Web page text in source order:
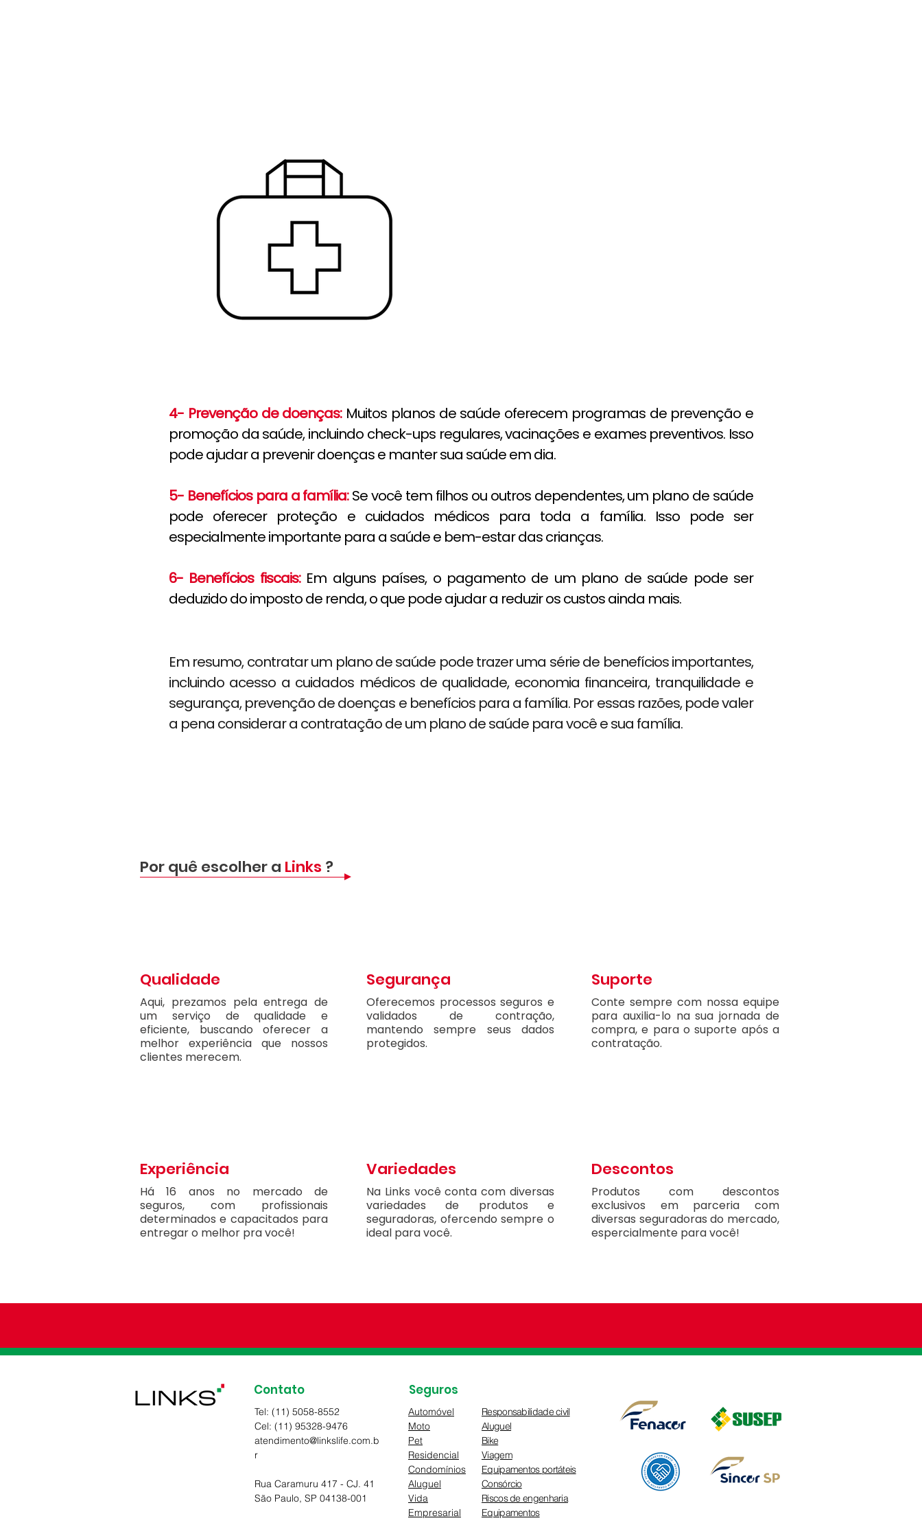
4- Prevenção de doenças:Muitos planos de saúde oferecem programas de prevenção e
promoção da saúde, incluindo check-ups regulares, vacinações e exames preventivos. Isso
pode ajudar a prevenir doenças e manter sua saúde em dia.
5- Benefícios para a família:Se você tem filhos ou outros dependentes, um plano de saúde
pode oferecer proteção e cuidados médicos para toda a família. Isso pode ser
especialmente importante para a saúde e bem-estar das crianças.
6- Benefícios fiscais:Em alguns países, o pagamento de um plano de saúde pode ser
deduzido do imposto de renda, o que pode ajudar a reduzir os custos ainda mais.
Em resumo, contratar um plano de saúde pode trazer uma série de benefícios importantes,
incluindo acesso a cuidados médicos de qualidade, economia financeira, tranquilidade e
segurança, prevenção de doenças e benefícios para a família. Por essas razões, pode valer
a pena considerar a contratação de um plano de saúde para você e sua família.
Por quê escolher a Links ?
Qualidade
Aqui, prezamos pela entrega de
um serviço de qualidade e
eficiente, buscando oferecer a
melhor experiência que nossos
clientes merecem.
Experiência
Há 16 anos no mercado de
seguros, com profissionais
determinados e capacitados para
entregar o melhor pra você!
Segurança
Oferecemos processos seguros e
validados de contração,
mantendo sempre seus dados
protegidos.
Variedades
Na Links você conta com diversas
variedades de produtos e
seguradoras, ofercendo sempre o
ideal para você.
Suporte
Conte sempre com nossa equipe
para auxilia-lo na sua jornada de
compra, e para o suporte após a
contratação.
Descontos
Produtos com descontos
exclusivos em parceria com
diversas seguradoras do mercado,
espercialmente para você!
Contato
Tel: (11) 5058-8552
Cel: (11) 95328-9476
atendimento@linkslife.com.b
r
Rua Caramuru 417 - CJ. 41
São Paulo, SP 04138-001
Seguros
Automóvel
Moto
Pet
Residencial
Condomínios
Aluguel
Vida
Empresarial
Responsabilidade civil
Aluguel
Bike
Viagem
Equipamentos portáteis
Consórcio
Riscos de engenharia
Equipamentos